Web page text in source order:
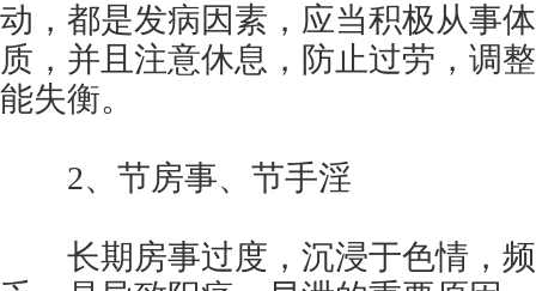
动，都是发病因素，应当积极从事
质，并且注意休息，防止过劳，调
能失衡。
2、节房事、节手淫
长期房事过度，沉浸于色情，频